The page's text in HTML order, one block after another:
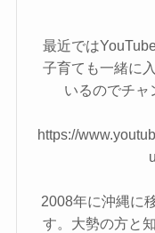
最近では
子育ても一緒に
いるのでチャ
https://
2008年に沖縄に
す。大勢の方と